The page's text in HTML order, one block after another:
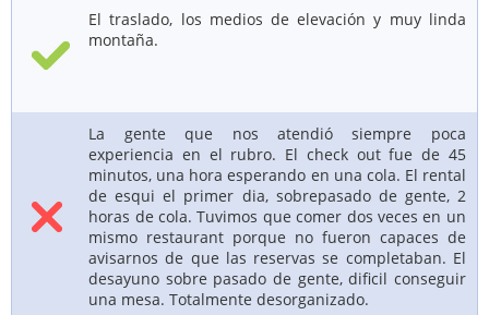
El traslado, los medios de elevación y muy linda
montaña.
La gente que nos atendió siempre poca
experiencia en el rubro. El check out fue de 45
minutos, una hora esperando en una cola. El rental
de esqui el primer dia, sobrepasado de gente, 2
horas de cola. Tuvimos que comer dos veces en un
mismo restaurant porque no fueron capaces de
avisarnos de que las reservas se completaban. El
desayuno sobre pasado de gente, dificil conseguir
una mesa. Totalmente desorganizado.